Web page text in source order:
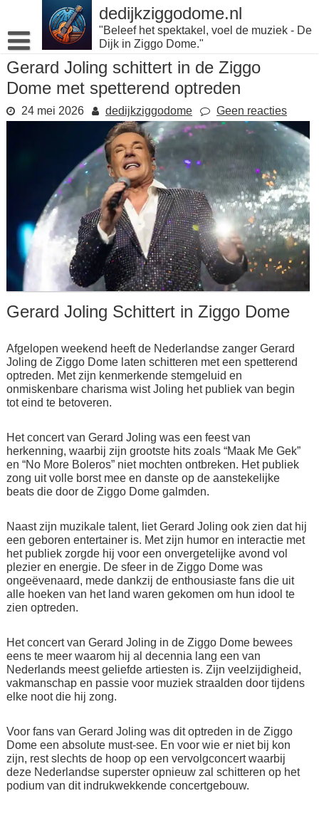
inhoud
gaan
dedijkziggodome.nl
"Beleef het spektakel, voel de muziek - De
Dijk in Ziggo Dome."
Gerard Joling schittert in de Ziggo
Dome met spetterend optreden
24 mei 2026 dedijkziggodome Geen reacties
Gerard Joling Schittert in Ziggo Dome
Afgelopen weekend heeft de Nederlandse zanger Gerard
Joling de Ziggo Dome laten schitteren met een spetterend
optreden. Met zijn kenmerkende stemgeluid en
onmiskenbare charisma wist Joling het publiek van begin
tot eind te betoveren.
Het concert van Gerard Joling was een feest van
herkenning, waarbij zijn grootste hits zoals “Maak Me Gek”
en “No More Boleros” niet mochten ontbreken. Het publiek
zong uit volle borst mee en danste op de aanstekelijke
beats die door de Ziggo Dome galmden.
Naast zijn muzikale talent, liet Gerard Joling ook zien dat hij
een geboren entertainer is. Met zijn humor en interactie met
het publiek zorgde hij voor een onvergetelijke avond vol
plezier en energie. De sfeer in de Ziggo Dome was
ongeëvenaard, mede dankzij de enthousiaste fans die uit
alle hoeken van het land waren gekomen om hun idool te
zien optreden.
Het concert van Gerard Joling in de Ziggo Dome bewees
eens te meer waarom hij al decennia lang een van
Nederlands meest geliefde artiesten is. Zijn veelzijdigheid,
vakmanschap en passie voor muziek straalden door tijdens
elke noot die hij zong.
Voor fans van Gerard Joling was dit optreden in de Ziggo
Dome een absolute must-see. En voor wie er niet bij kon
zijn, rest slechts de hoop op een vervolgconcert waarbij
deze Nederlandse superster opnieuw zal schitteren op het
podium van dit indrukwekkende concertgebouw.